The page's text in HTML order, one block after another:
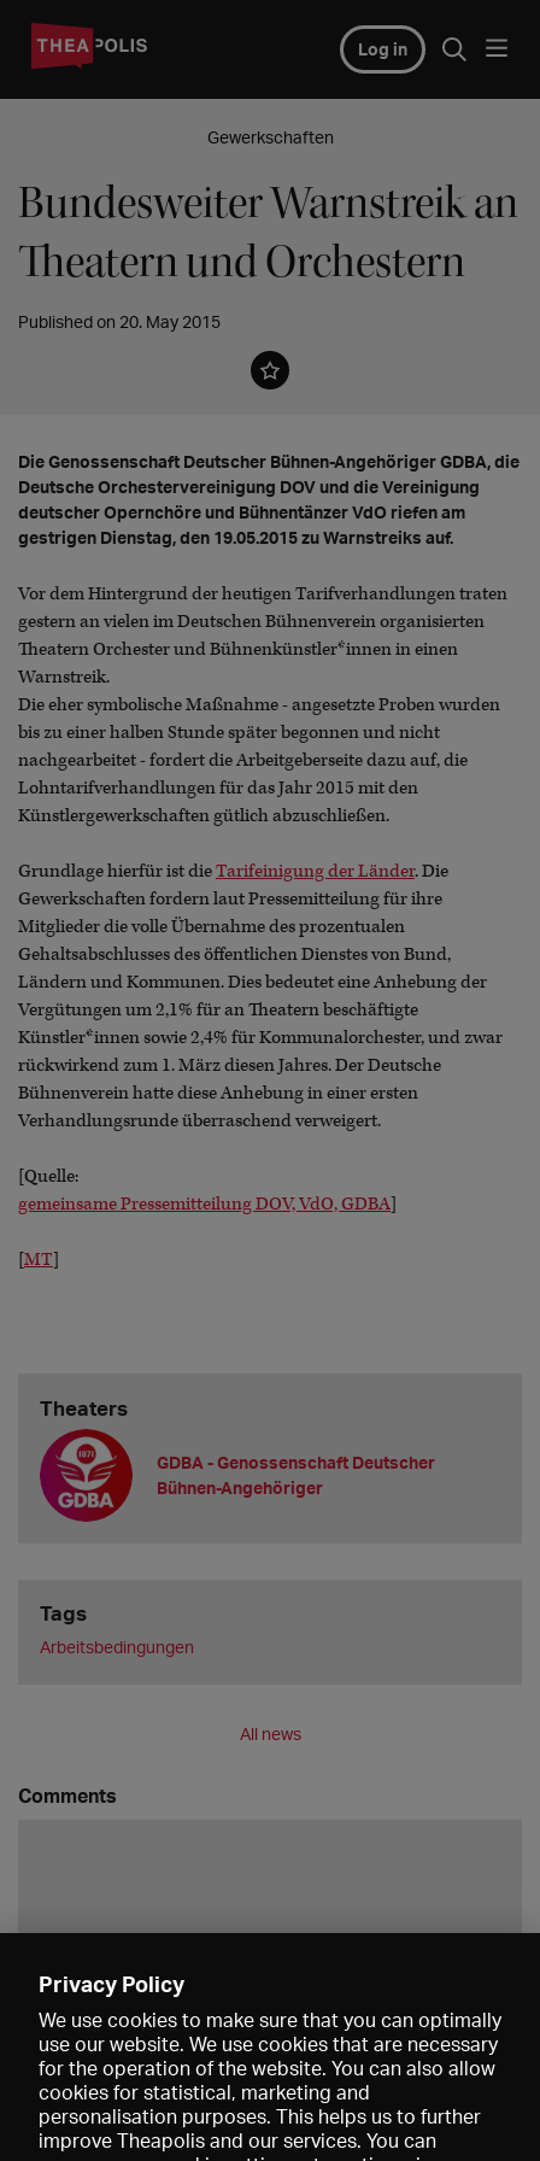
Log in
Gewerkschaften
Bundesweiter Warnstreik an
Theatern und Orchestern
Published on 20. May 2015
Die Genossenschaft Deutscher Bühnen-Angehöriger GDBA, die
Deutsche Orchestervereinigung DOV und die Vereinigung
deutscher Opernchöre und Bühnentänzer VdO riefen am
gestrigen Dienstag, den 19.05.2015 zu Warnstreiks auf.
Vor dem Hintergrund der heutigen Tarifverhandlungen traten
gestern an vielen im Deutschen Bühnenverein organisierten
Theatern Orchester und Bühnenkünstler*innen in einen
Warnstreik.
Die eher symbolische Maßnahme - angesetzte Proben wurden
bis zu einer halben Stunde später begonnen und nicht
nachgearbeitet - fordert die Arbeitgeberseite dazu auf, die
Lohntarifverhandlungen für das Jahr 2015 mit den
Künstlergewerkschaften gütlich abzuschließen.
Grundlage hierfür ist dieTarifeinigung der Länder. Die
Gewerkschaften fordern laut Pressemitteilung für ihre
Mitglieder die volle Übernahme des prozentualen
Gehaltsabschlusses des öffentlichen Dienstes von Bund,
Ländern und Kommunen. Dies bedeutet eine Anhebung der
Vergütungen um 2,1% für an Theatern beschäftigte
Künstler*innen sowie 2,4% für Kommunalorchester, und zwar
rückwirkend zum 1. März diesen Jahres. Der Deutsche
Bühnenverein hatte diese Anhebung in einer ersten
Verhandlungsrunde überraschend verweigert.
[Quelle:
gemeinsame Pressemitteilung DOV, VdO, GDBA]
[MT]
Theaters
GDBA - Genossenschaft Deutscher
Bühnen-Angehöriger
Tags
Arbeitsbedingungen
All news
Comments
Privacy Policy
We use cookies to make sure that you can optimally
use our website. We use cookies that are necessary
for the operation of the website. You can also allow
cookies for statistical, marketing and
personalisation purposes. This helps us to further
improve Theapolis and our services. You can